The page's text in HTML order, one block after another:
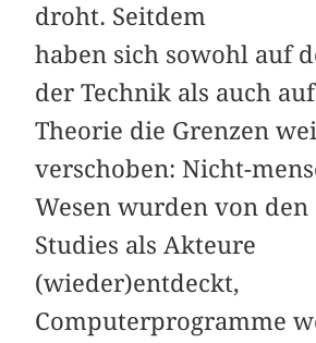
droht. Seitdem
haben sich sowohl auf
der Technik als auch
Theorie die Grenzen
verschoben: Nicht-
Wesen wurden von den
Studies als Akteure
(wieder)entdeckt,
Computerprogramme